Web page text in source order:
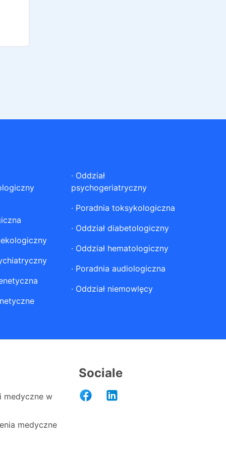
· Oddział
psychogeriatryczny
· Poradnia toksykologiczna
· Oddział diabetologiczny
· Oddział hematologiczny
· Poradnia audiologiczna
· Oddział niemowlęcy
medyczne w
medyczne
Sociale